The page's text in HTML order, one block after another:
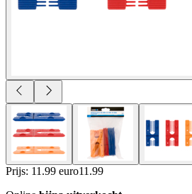
Prijs: 11.99 euro11 .99